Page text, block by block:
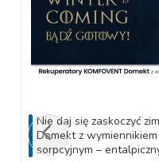
Nie daj się zaskoczyć
Domekt z
sorpcyjnym –